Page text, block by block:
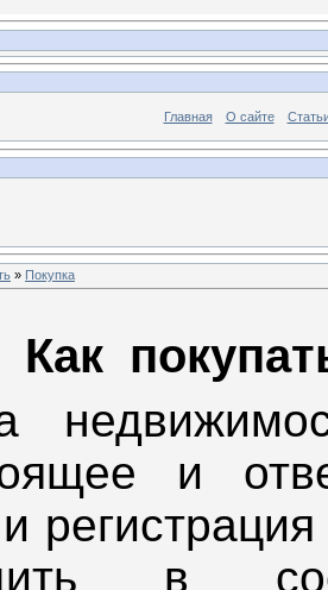
Главная О сайте
» Покупка
Как
и
в